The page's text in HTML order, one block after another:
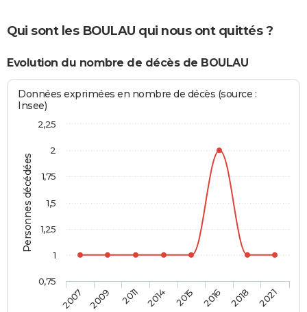
Qui sont les BOULAU qui nous ont quittés ?
Evolution du nombre de décès de BOULAU
Personnes décédées
Données exprimées en nombre de décès (source :
Insee)
2007 2009 2011 2014 2015 2016 2018 2021
0,75
1
1,25
1,5
1,75
2
2,25